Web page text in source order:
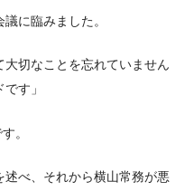
に臨みました。
大切なことを忘れていません
す」
。
べ、それから横山常務が悪